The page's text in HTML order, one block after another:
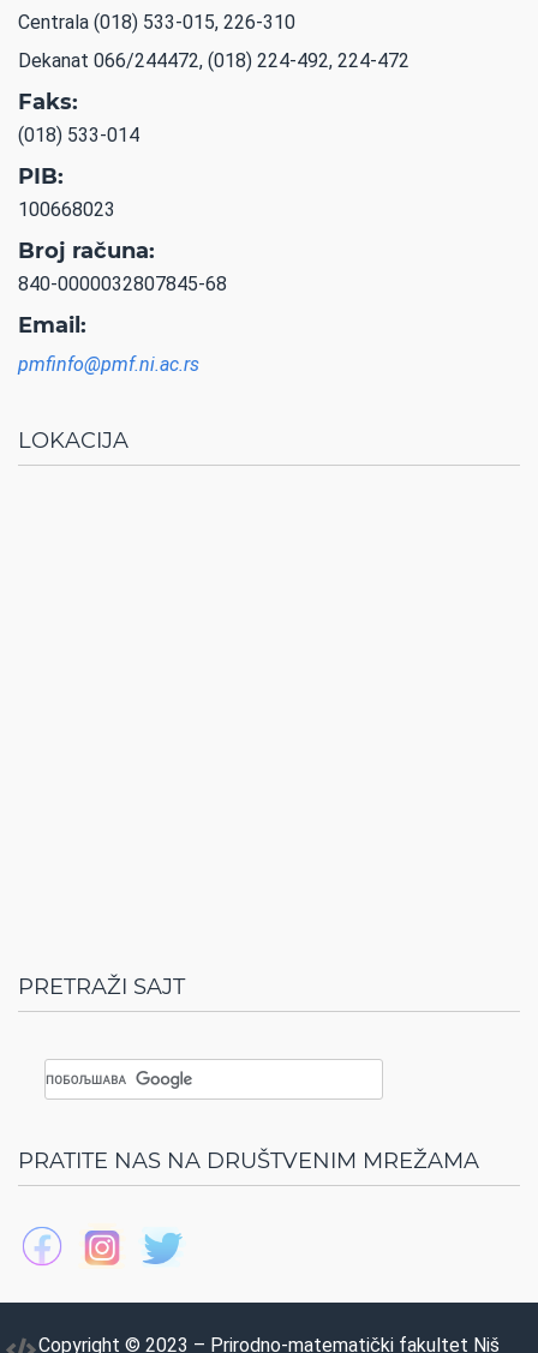
Centrala (018) 533-015, 226-310
Dekanat 066/244472, (018) 224-492, 224-472
Faks:
(018) 533-014
PIB:
100668023
Broj računa:
840-0000032807845-68
Email:
pmfinfo@pmf.ni.ac.rs
LOKACIJA
PRETRAŽI SAJT
PRATITE NAS NA DRUŠTVENIM MREŽAMA
Copyright © 2023 – Prirodno-matematički fakultet Niš